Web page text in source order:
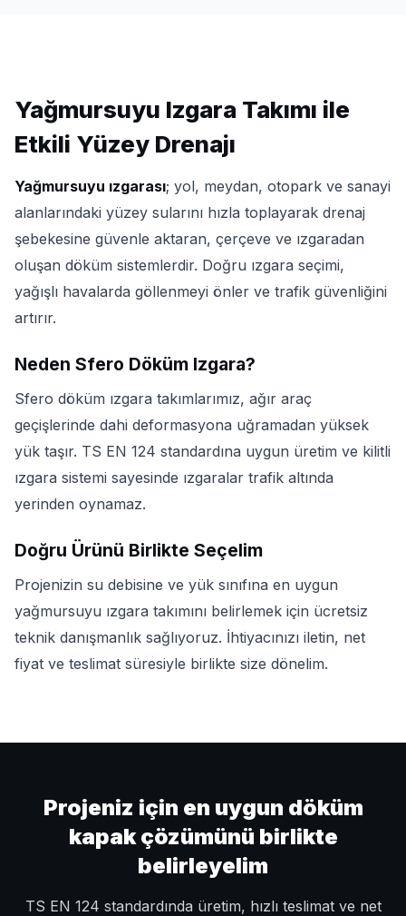
Yağmursuyu Izgara Takımı ile
Etkili Yüzey Drenajı
Yağmursuyu ızgarası; yol, meydan, otopark ve sanayi
alanlarındaki yüzey sularını hızla toplayarak drenaj
şebekesine güvenle aktaran, çerçeve ve ızgaradan
oluşan döküm sistemlerdir. Doğru ızgara seçimi,
yağışlı havalarda göllenmeyi önler ve trafik güvenliğini
artırır.
Neden Sfero Döküm Izgara?
Sfero döküm ızgara takımlarımız, ağır araç
geçişlerinde dahi deformasyona uğramadan yüksek
yük taşır. TS EN 124 standardına uygun üretim ve kilitli
ızgara sistemi sayesinde ızgaralar trafik altında
yerinden oynamaz.
Doğru Ürünü Birlikte Seçelim
Projenizin su debisine ve yük sınıfına en uygun
yağmursuyu ızgara takımını belirlemek için ücretsiz
teknik danışmanlık sağlıyoruz. İhtiyacınızı iletin, net
fiyat ve teslimat süresiyle birlikte size dönelim.
Projeniz için en uygun döküm
kapak çözümünü birlikte
belirleyelim
TS EN 124 standardında üretim, hızlı teslimat ve net